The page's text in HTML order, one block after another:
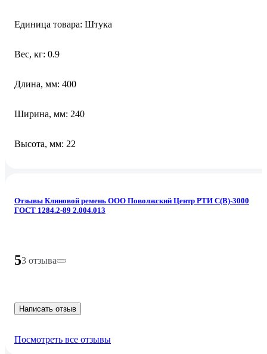
Единица товара: Штука
Вес, кг: 0.9
Длина, мм: 400
Ширина, мм: 240
Высота, мм: 22
Отзывы Клиновой ремень ООО Поволжский Центр РТИ С(В)-3000
ГОСТ 1284.2-89 2.004.013
53 отзыва
Написать отзыв
Посмотреть все отзывы